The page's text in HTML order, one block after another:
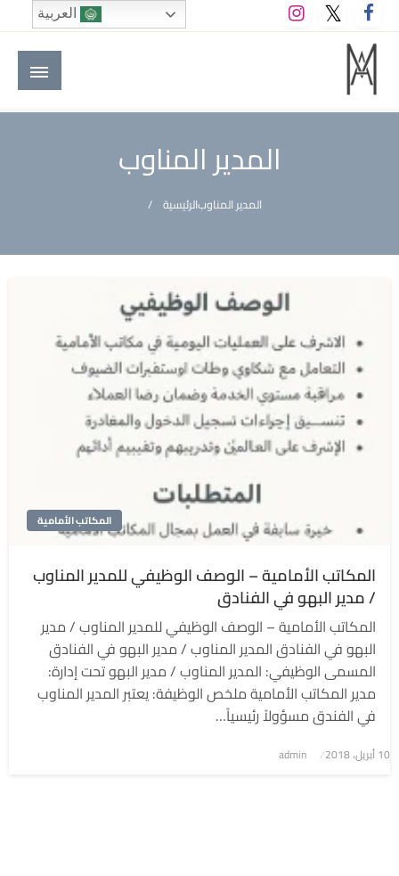
التخطي
إلى
المحتوى
M A hotels | إم ايه هوتيلز
الموقع الأول للعاملين في الفنادق في العالم العربي
المدير المناوب
الرئيسيةالمدير المناوب
المكاتب الأمامية
المكاتب الأمامية – الوصف الوظيفي للمدير المناوب
/ مدير البهو في الفنادق
المكاتب الأمامية – الوصف الوظيفي للمدير المناوب / مدير
البهو في الفنادق المدير المناوب / مدير البهو في الفنادق
المسمى الوظيفي: المدير المناوب / مدير البهو تحت إدارة:
مدير المكاتب الأمامية ملخص الوظيفة: يعتبر المدير المناوب
في الفندق مسؤولاً رئيسياً…
نُشر
10 أبريل، 2018 admin
العربية